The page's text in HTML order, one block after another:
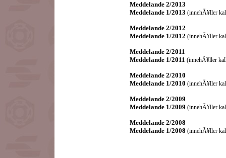
Meddelande 2/2013
Meddelande 1/2013 (innehÃ¥ller
Meddelande 2/2012
Meddelande 1/2012 (innehÃ¥ller
Meddelande 2/2011
Meddelande 1/2011 (innehÃ¥ller
Meddelande 2/2010
Meddelande 1/2010 (innehÃ¥ller
Meddelande 2/2009
Meddelande 1/2009 (innehÃ¥ller
Meddelande 2/2008
Meddelande 1/2008 (innehÃ¥ller